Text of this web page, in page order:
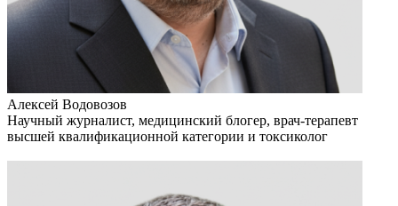
Алексей Водовозов
Научный журналист, медицинский блогер, врач-терапевт
высшей квалификационной категории и токсиколог